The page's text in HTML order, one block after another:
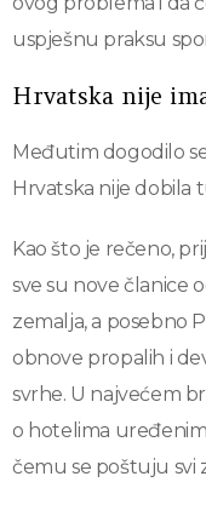
uspješnu praksu
Hrvatska nije
Međutim dogodilo
Hrvatska nije dobila
Kao što je rečeno,
sve su nove članice
zemalja, a posebno
obnove propalih i
svrhe. U najvećem
o hotelima
čemu se poštuju svi